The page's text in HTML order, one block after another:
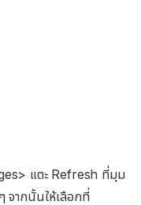
แตะ Refresh ที่มุม
จากนั้นให้เลือกที่